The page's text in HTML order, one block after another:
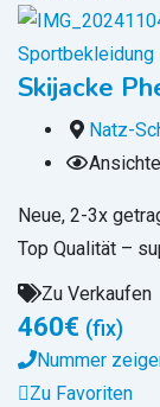
Sportbekleidung
Skijacke
Natz-
Neue, 2-3x
Top Qualität –
Zu Verkaufen
460€ (fix)
Nummer
Zu Favoriten